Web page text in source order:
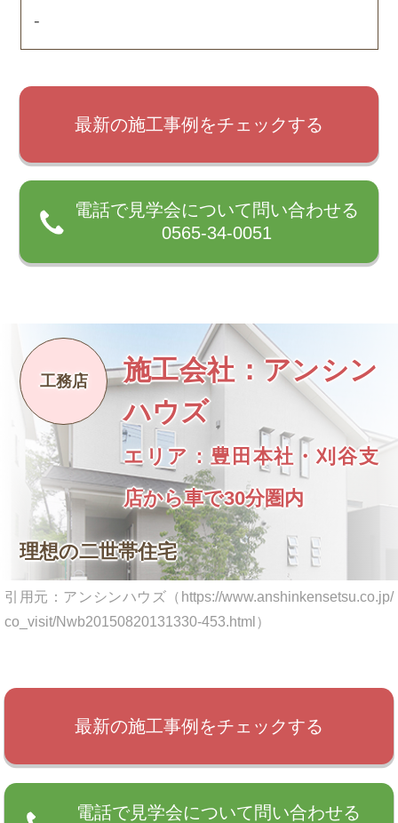
-
最新の施工事例をチェックする
電話で見学会について問い合わせる
0565-34-0051
施工会社：アンシン
ハウズ
エリア：豊田本社・刈谷支
店から車で30分圏内
理想の二世帯住宅
引用元：アンシンハウズ（https://www.anshinkensetsu.co.jp/
co_visit/Nwb20150820131330-453.html）
最新の施工事例をチェックする
電話で見学会について問い合わせる